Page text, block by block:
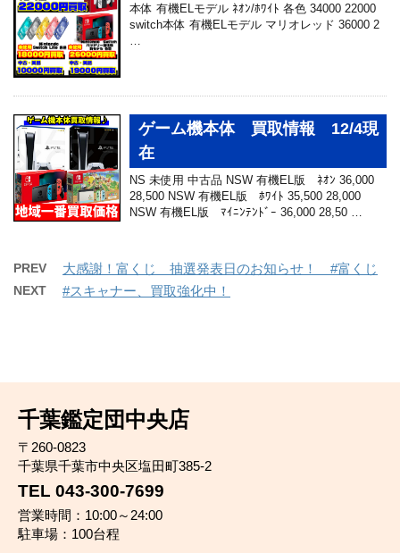
本体 有機ELモデル ﾈｵﾝ/ﾎﾜｲﾄ 各色 34000 22000
switch本体 有機ELモデル マリオレッド 36000 2
ゲーム機本体 買取情報 12/4現
在
NS 未使用 中古品 NSW 有機EL版 ﾈｵﾝ 36,000
28,500 NSW 有機EL版 ﾎﾜｲﾄ 35,500 28,000
NSW 有機EL版 ﾏｲﾆﾝﾃﾝﾄﾞｰ 36,000 28,50 …
PREV 大感謝！富くじ 抽選発表日のお知らせ！ #富くじ
NEXT #スキャナー、買取強化中！
千葉鑑定団中央店
〒260-0823
千葉県千葉市中央区塩田町385-2
TEL 043-300-7699
営業時間：10:00～24:00
駐車場：100台程